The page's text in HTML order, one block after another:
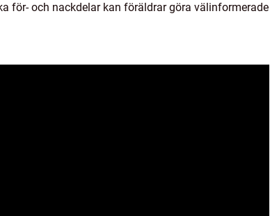
för- och nackdelar kan föräldrar göra